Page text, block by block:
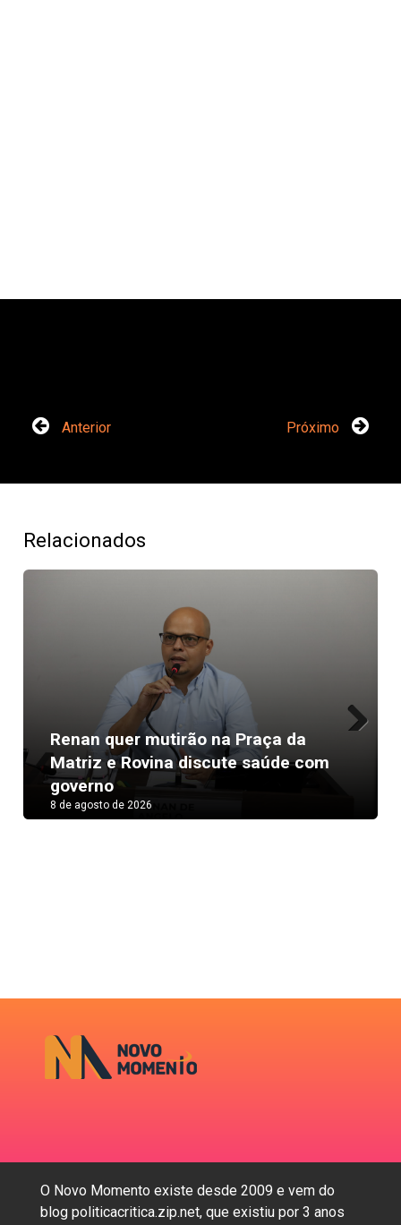
Anterior Próximo
Relacionados
Renan quer mutirão na Praça da
Matriz e Rovina discute saúde com
governo
8 de agosto de 2026
O Novo Momento existe desde 2009 e vem do
blog politicacritica.zip.net, que existiu por 3 anos